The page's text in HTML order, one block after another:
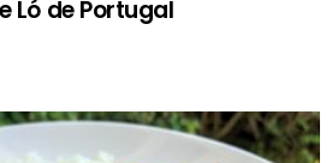
Ló de Portugal